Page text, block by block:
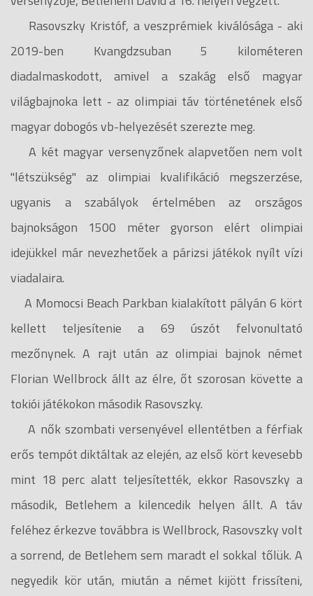
Rasovszky Kristóf, a veszprémiek kiválósága - aki
2019-ben Kvangdzsuban 5 kilométeren
diadalmaskodott, amivel a szakág első magyar
világbajnoka lett - az olimpiai táv történetének első
magyar dobogós vb-helyezését szerezte meg.
A két magyar versenyzőnek alapvetően nem volt
"létszükség" az olimpiai kvalifikáció megszerzése,
ugyanis a szabályok értelmében az országos
bajnokságon 1500 méter gyorson elért olimpiai
idejükkel már nevezhetőek a párizsi játékok nyílt vízi
viadalaira.
A Momocsi Beach Parkban kialakított pályán 6 kört
kellett teljesítenie a 69 úszót felvonultató
mezőnynek. A rajt után az olimpiai bajnok német
Florian Wellbrock állt az élre, őt szorosan követte a
tokiói játékokon második Rasovszky.
A nők szombati versenyével ellentétben a férfiak
erős tempót diktáltak az elején, az első kört kevesebb
mint 18 perc alatt teljesítették, ekkor Rasovszky a
második, Betlehem a kilencedik helyen állt. A táv
feléhez érkezve továbbra is Wellbrock, Rasovszky volt
a sorrend, de Betlehem sem maradt el sokkal tőlük. A
negyedik kör után, miután a német kijött frissíteni,